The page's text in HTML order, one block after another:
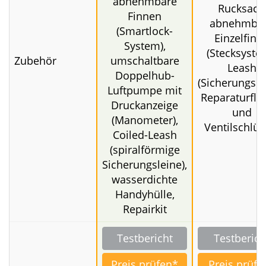
cm (32")
Gewicht
9,18 kg (9'8) |
10,41 kg (10'4) |
10,93 kg (10'8) |
12,38 kg (12')
10,5 kg
Handbuch
(Deutsch), SUP
Rucksack, 3-
teiliges
Glasfaser-
Paddel, 3
abnehmbare
Finnen
System),
umschaltbare
Leash